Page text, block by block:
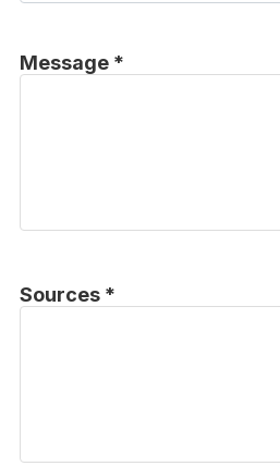
Message *
Sources *